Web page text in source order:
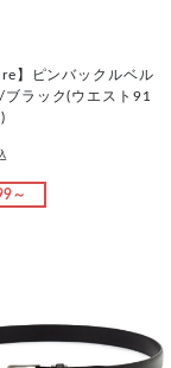
】ピンバックルベル
ブラック(ウエスト91
～